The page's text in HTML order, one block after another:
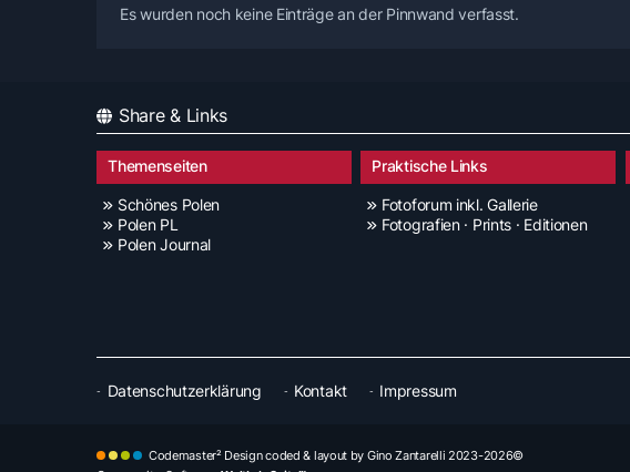
Es wurden noch keine Einträge an der Pinnwand verfasst.
Share & Links
Themenseiten
Schönes Polen
Polen PL
Polen Journal
Praktische Links
Fotoforum inkl. Gallerie
Fotografien · Prints · Editionen
Datenschutzerklärung Kontakt Impressum
Codemaster² Design coded & layout by Gino Zantarelli 2023-2026©